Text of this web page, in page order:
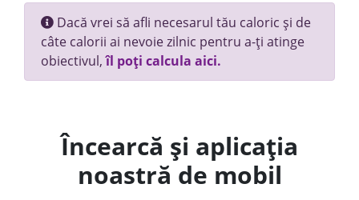
Dacă vrei să afli necesarul tău caloric și de
câte calorii ai nevoie zilnic pentru a-ți atinge
obiectivul,îl poți calcula aici.
Încearcă și aplicația
noastră de mobil